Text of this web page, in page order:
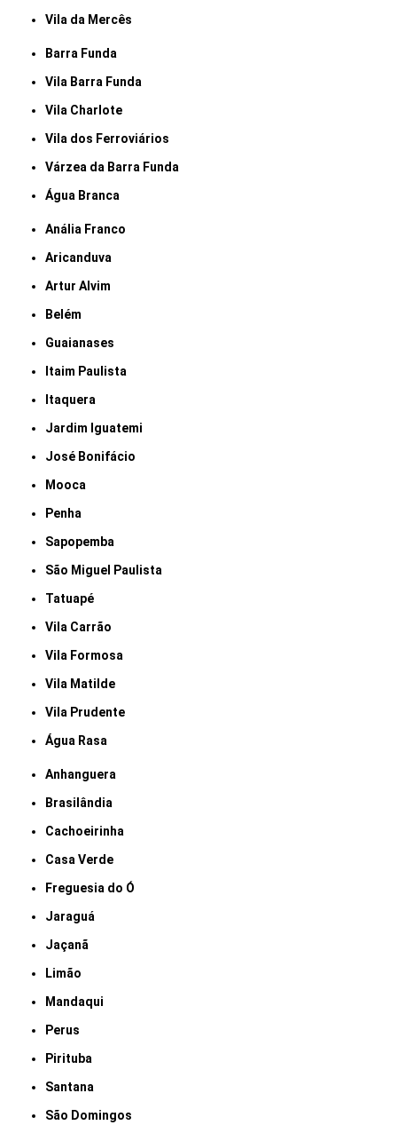
Vila da Mercês
Barra Funda
Vila Barra Funda
Vila Charlote
Vila dos Ferroviários
Várzea da Barra Funda
Água Branca
Anália Franco
Aricanduva
Artur Alvim
Belém
Guaianases
Itaim Paulista
Itaquera
Jardim Iguatemi
José Bonifácio
Mooca
Penha
Sapopemba
São Miguel Paulista
Tatuapé
Vila Carrão
Vila Formosa
Vila Matilde
Vila Prudente
Água Rasa
Anhanguera
Brasilândia
Cachoeirinha
Casa Verde
Freguesia do Ó
Jaraguá
Jaçanã
Limão
Mandaqui
Perus
Pirituba
Santana
São Domingos